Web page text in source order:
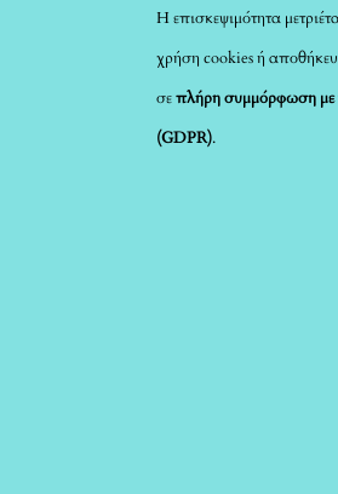
Η επισκεψιμότητα
χρήση cookies ή
σεπλήρη συμμόρφωση με
(GDPR).